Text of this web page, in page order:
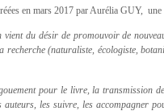
en mars 2017 par Aurélia GUY,
vient du désir de promouvoir de
recherche (naturaliste, écologiste,
pour le livre, la transmission
les suivre, les accompagner